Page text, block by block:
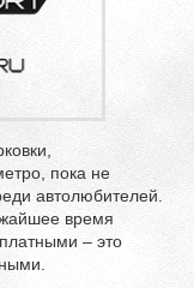
пока не
автолюбителей.
время
– это